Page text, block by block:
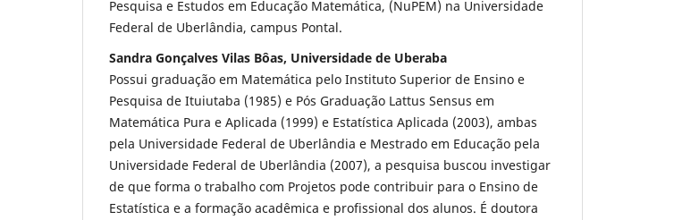
Pesquisa e Estudos em Educação Matemática, (NuPEM) na Universidade
Federal de Uberlândia, campus Pontal.
Sandra Gonçalves Vilas Bôas, Universidade de Uberaba
Possui graduação em Matemática pelo Instituto Superior de Ensino e
Pesquisa de Ituiutaba (1985) e Pós Graduação Lattus Sensus em
Matemática Pura e Aplicada (1999) e Estatística Aplicada (2003), ambas
pela Universidade Federal de Uberlândia e Mestrado em Educação pela
Universidade Federal de Uberlândia (2007), a pesquisa buscou investigar
de que forma o trabalho com Projetos pode contribuir para o Ensino de
Estatística e a formação acadêmica e profissional dos alunos. É doutora